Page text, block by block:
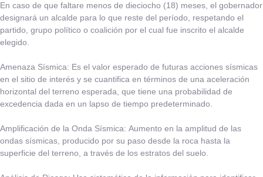
En caso de que faltare menos de dieciocho (18) meses, el gobernador
designará un alcalde para lo que reste del período, respetando el
partido, grupo político o coalición por el cual fue inscrito el alcalde
elegido.​
Amenaza Sísmica: ​Es el valor esperado de futuras acciones sísmicas
en el sitio de interés y se cuantifica en términos de una aceleración
horizontal del terreno esperada, que tiene una probabilidad de
excedencia dada en un lapso de tiempo predeterminado.
Amplificación de la Onda Sísmica: ​Aumento en la amplitud de las
ondas sísmicas, producido por su paso desde la roca hasta la
superficie del terreno, a través de los estratos del suelo.​